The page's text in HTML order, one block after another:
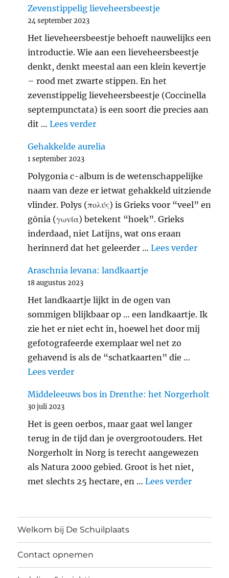
Zevenstippelig lieveheersbeestje
24 september 2023
Het lieveheersbeestje behoeft nauwelijks een
introductie. Wie aan een lieveheersbeestje
denkt, denkt meestal aan een klein kevertje
– rood met zwarte stippen. En het
zevenstippelig lieveheersbeestje (Coccinella
septempunctata) is een soort die precies aan
dit …Lees verder"Zevenstippelig
Gehakkelde aurelia
1 september 2023
Polygonia c-album is de wetenschappelijke
naam van deze er ietwat gehakkeld uitziende
vlinder. Polys (πολύς) is Grieks voor “veel” en
gōnia (γωνία) betekent “hoek”. Grieks
inderdaad, niet Latijns, wat ons eraan
herinnerd dat het geleerder …Lees verder
Araschnia levana: landkaartje
18 augustus 2023
Het landkaartje lijkt in de ogen van
sommigen blijkbaar op … een landkaartje. Ik
zie het er niet echt in, hoewel het door mij
gefotografeerde exemplaar wel net zo
gehavend is als de “schatkaarten” die …
Lees verder"Araschnia levana: landkaartje"
Middeleeuws bos in Drenthe: het Norgerholt
30 juli 2023
Het is geen oerbos, maar gaat wel langer
terug in de tijd dan je overgrootouders. Het
Norgerholt in Norg is terecht aangewezen
als Natura 2000 gebied. Groot is het niet,
met slechts 25 hectare, en …Lees verder
Welkom bij De Schuilplaats
Contact opnemen